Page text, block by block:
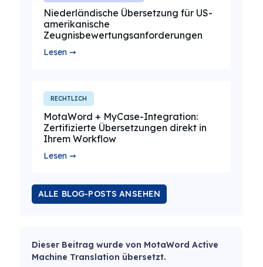
Niederländische Übersetzung für US-
amerikanische
Zeugnisbewertungsanforderungen
Lesen ➞
RECHTLICH
MotaWord + MyCase-Integration:
Zertifizierte Übersetzungen direkt in
Ihrem Workflow
Lesen ➞
ALLE BLOG-POSTS ANSEHEN
Dieser Beitrag wurde von MotaWord Active
Machine Translation übersetzt.